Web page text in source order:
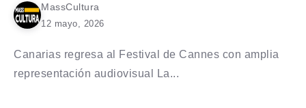
MassCultura
12 mayo, 2026
Canarias regresa al Festival de Cannes con amplia
representación audiovisual La...